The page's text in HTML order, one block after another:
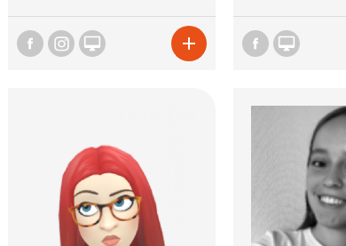
  